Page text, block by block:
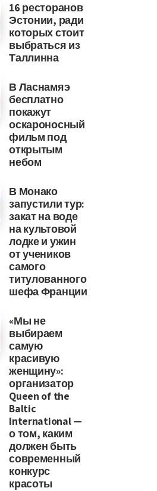
16 ресторанов
Эстонии, ради
которых стоит
выбраться из
Таллинна
В Ласнамяэ
бесплатно
покажут
оскароносный
фильм под
открытым
небом
В Монако
запустили тур:
закат на воде
на культовой
лодке и ужин
от учеников
самого
титулованного
шефа Франции
«Мы не
выбираем
самую
красивую
женщину»:
организатор
Queen of the
Baltic
International —
о том, каким
должен быть
современный
конкурс
красоты